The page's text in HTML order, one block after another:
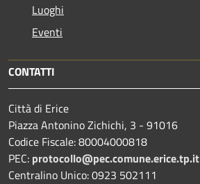
Luoghi
Eventi
CONTATTI
Città di Erice
Piazza Antonino Zichichi, 3 - 91016
Codice Fiscale: 80004000818
PEC: protocollo@pec.comune.erice.tp.it
Centralino Unico: 0923 502111